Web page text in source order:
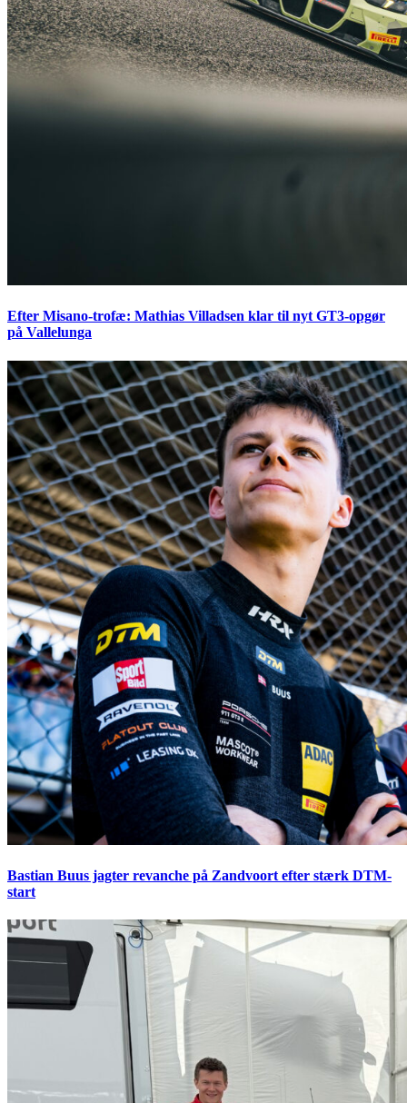
Efter Misano-trofæ: Mathias Villadsen klar til nyt GT3-opgør
på Vallelunga
Bastian Buus jagter revanche på Zandvoort efter stærk DTM-
start